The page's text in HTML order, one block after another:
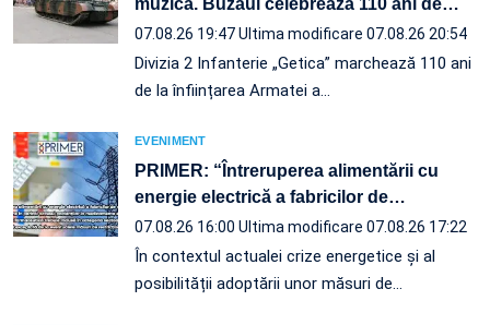
07.08.26 19:47Ultima modificare 07.08.26 20:54
Divizia 2 Infanterie „Getica” marchează 110 ani
de la înființarea Armatei a…
EVENIMENT
PRIMER: “Întreruperea alimentării cu
energie electrică a fabricilor de…
07.08.26 16:00 Ultima modificare 07.08.26 17:22
În contextul actualei crize energetice și al
posibilității adoptării unor măsuri de…